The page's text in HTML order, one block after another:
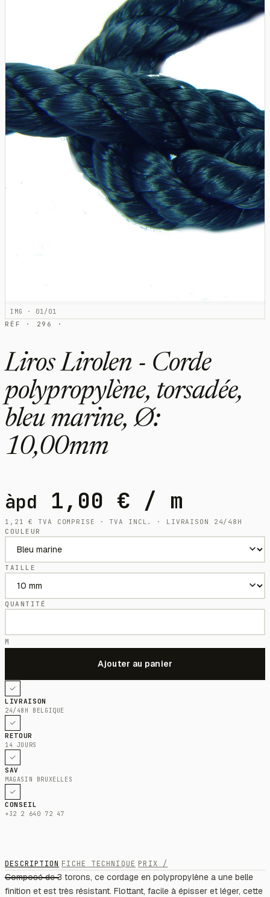
IMG · 01/01
RÉF · 296 ·
Liros Lirolen - Corde
polypropylène, torsadée,
bleu marine, Ø:
10,00mm
àpd 1,00 € / m
1,21€
TVA COMPRISE · TVA INCL. · LIVRAISON 24/48H
COULEUR
TAILLE
QUANTITÉ
M
LIVRAISON
24/48H BELGIQUE
RETOUR
14 JOURS
SAV
MAGASIN BRUXELLES
CONSEIL
+32 2 640 72 47
DESCRIPTION FICHE TECHNIQUE PRIX /
Composé de 3 torons, ce cordage en polypropylène a une belle
finition et est très résistant. Flottant, facile à épisser et léger, cette